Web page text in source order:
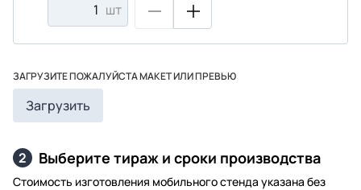
шт
ЗАГРУЗИТЕ ПОЖАЛУЙСТА МАКЕТ ИЛИ ПРЕВЬЮ
Загрузить
2 Выберите тираж и сроки производства
Стоимость изготовления мобильного стенда указана без